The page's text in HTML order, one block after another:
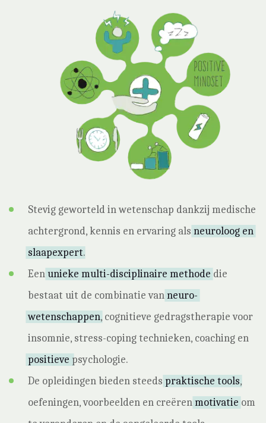
Stevig geworteld in wetenschap dankzij medische
achtergrond, kennis en ervaring als neuroloog en
slaapexpert.
Eenunieke multi-disciplinaire methode die
bestaat uit de combinatie vanneuro-
wetenschappen, cognitieve gedragstherapie voor
insomnie, stress-coping technieken, coaching en
positieve psychologie.
De opleidingen bieden steeds praktische tools,
oefeningen, voorbeelden en creërenmotivatie om